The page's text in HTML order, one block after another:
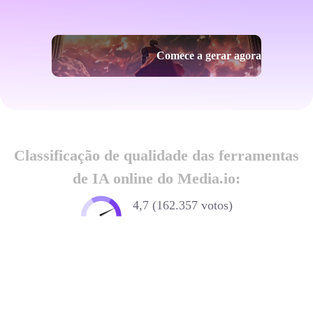
Comece a gerar agora
Classificação de qualidade das ferramentas
de IA online do Media.io:
4,7 (162.357 votos)